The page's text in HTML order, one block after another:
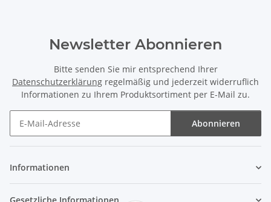
Newsletter Abonnieren
Bitte senden Sie mir entsprechend Ihrer
Datenschutzerklärung regelmäßig und jederzeit widerruflich
Informationen zu Ihrem Produktsortiment per E-Mail zu.
Abonnieren
Informationen